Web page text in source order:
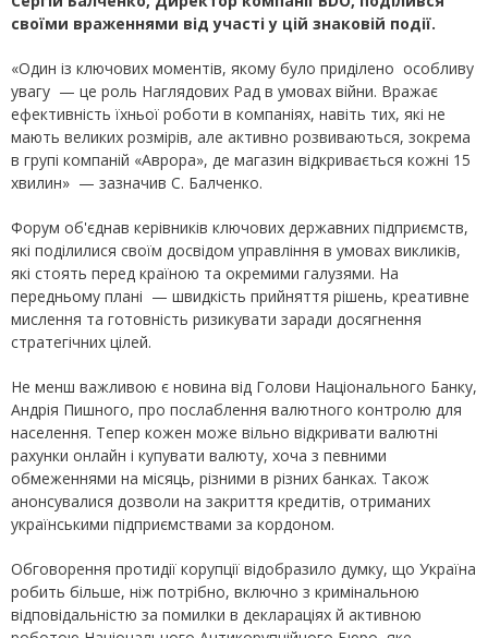
своїми враженнями від участі у цій знаковій події.
«Один із ключових моментів, якому було приділено особливу
увагу — це роль Наглядових Рад в умовах війни. Вражає
ефективність їхньої роботи в компаніях, навіть тих, які не
мають великих розмірів, але активно розвиваються, зокрема
в групі компаній «Аврора», де магазин відкривається кожні 15
хвилин» — зазначив С. Балченко.
Форум об'єднав керівників ключових державних підприємств,
які поділилися своїм досвідом управління в умовах викликів,
які стоять перед країною та окремими галузями. На
передньому плані — швидкість прийняття рішень, креативне
мислення та готовність ризикувати заради досягнення
стратегічних цілей.
Не менш важливою є новина від Голови Національного Банку,
Андрія Пишного, про послаблення валютного контролю для
населення. Тепер кожен може вільно відкривати валютні
рахунки онлайн і купувати валюту, хоча з певними
обмеженнями на місяць, різними в різних банках. Також
анонсувалися дозволи на закриття кредитів, отриманих
українськими підприємствами за кордоном.
Обговорення протидії корупції відобразило думку, що Україна
робить більше, ніж потрібно, включно з кримінальною
відповідальністю за помилки в деклараціях й активною